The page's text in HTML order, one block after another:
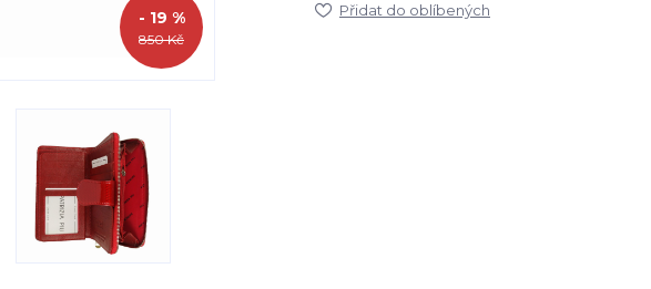
850 Kč
- 19 % Přidat do oblíbených